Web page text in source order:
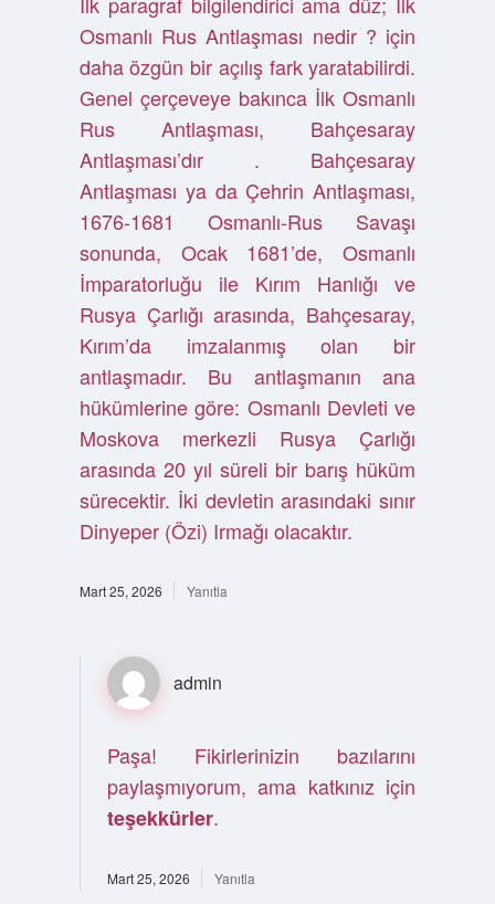
Osmanlı Rus Antlaşması nedir ? için
daha özgün bir açılış fark yaratabilirdi.
Genel çerçeveye bakınca İlk Osmanlı
Rus Antlaşması, Bahçesaray
Antlaşması’dır . Bahçesaray
Antlaşması ya da Çehrin Antlaşması,
1676-1681 Osmanlı-Rus Savaşı
sonunda, Ocak 1681’de, Osmanlı
İmparatorluğu ile Kırım Hanlığı ve
Rusya Çarlığı arasında, Bahçesaray,
Kırım’da imzalanmış olan bir
antlaşmadır. Bu antlaşmanın ana
hükümlerine göre: Osmanlı Devleti ve
Moskova merkezli Rusya Çarlığı
arasında 20 yıl süreli bir barış hüküm
sürecektir. İki devletin arasındaki sınır
Dinyeper (Özi) Irmağı olacaktır.
Mart 25, 2026 Yanıtla
admin
Paşa! Fikirlerinizin bazılarını
paylaşmıyorum, ama katkınız için
teşekkürler.
Mart 25, 2026 Yanıtla